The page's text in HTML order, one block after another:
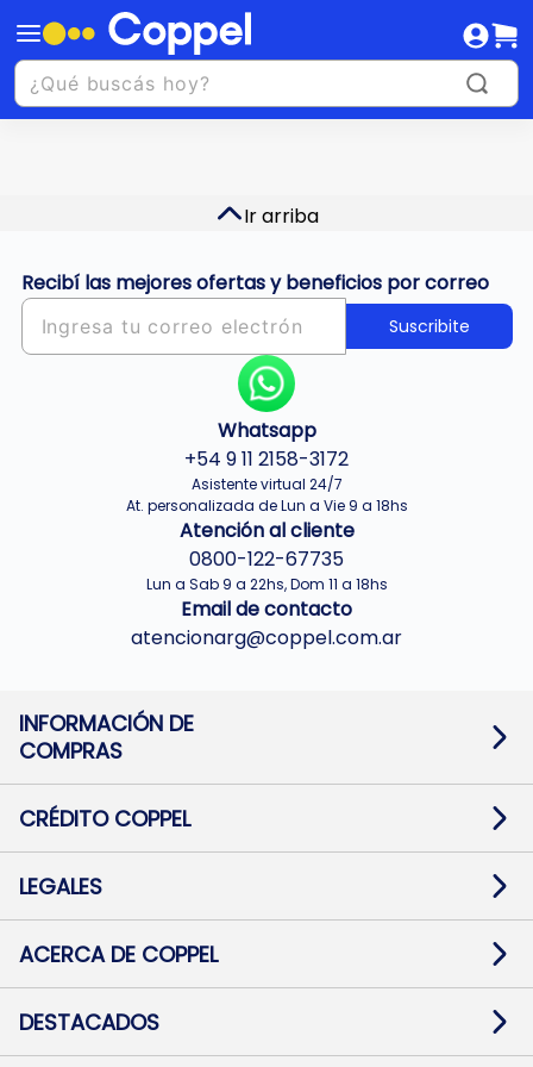
Ir arriba
Recibí las mejores ofertas y beneficios por correo
Suscribite
Whatsapp
+54 9 11 2158-3172
Asistente virtual 24/7
At. personalizada de Lun a Vie 9 a 18hs
Atención al cliente
0800-122-67735
Lun a Sab 9 a 22hs, Dom 11 a 18hs
Email de contacto
atencionarg@coppel.com.ar
INFORMACIÓN DE
COMPRAS
Términos y condiciones
Botón de arrepentimiento
Mapa de sitio
CRÉDITO COPPEL
Solicitar Crédito
Medios de Pago
Pago Fácil Online
LEGALES
Baja contratos
Defensa al consumidor CABA
ACERCA DE COPPEL
Trabajá con Nosotros
Preguntas Frecuentes
DESTACADOS